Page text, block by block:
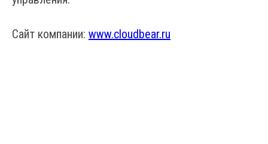
Сайт компании: www.cloudbear.ru